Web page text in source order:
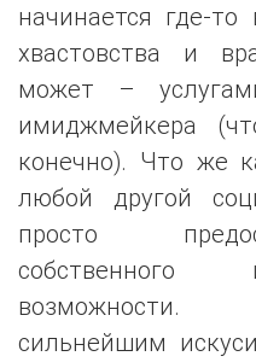
начинается где-
хвастовства и
может –
имиджмейкера
конечно). Что же
любой другой
просто
сильнейшим